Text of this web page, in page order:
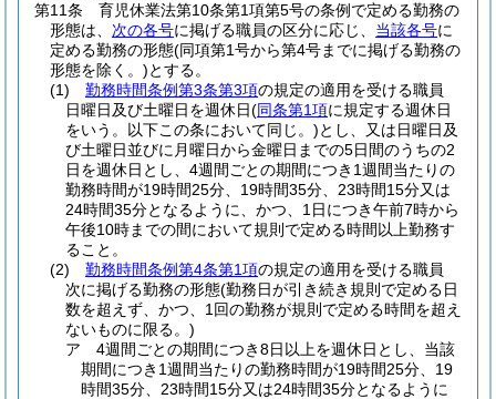
第11条
育児休業法第10条第1項第5号の条例で定める勤務の
形態は、 次の各号に掲げる職員の区分に応じ、 当該各号に
定める勤務の形態(同項第1号から第4号までに掲げる勤務の
形態を除く。)とする。
(1)
勤務時間条例第3条第3項の規定の適用を受ける職員
日曜日及び土曜日を週休日(同条第1項に規定する週休日
をいう。以下この条において同じ。)とし、又は日曜日及
び土曜日並びに月曜日から金曜日までの5日間のうちの2
日を週休日とし、4週間ごとの期間につき1週間当たりの
勤務時間が19時間25分、19時間35分、23時間15分又は
24時間35分となるように、かつ、1日につき午前7時から
午後10時までの間において規則で定める時間以上勤務す
ること。
(2)
勤務時間条例第4条第1項の規定の適用を受ける職員
次に掲げる勤務の形態(勤務日が引き続き規則で定める日
数を超えず、かつ、1回の勤務が規則で定める時間を超え
ないものに限る。)
ア
4週間ごとの期間につき8日以上を週休日とし、当該
期間につき1週間当たりの勤務時間が19時間25分、19
時間35分、23時間15分又は24時間35分となるように